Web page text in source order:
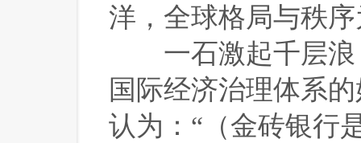
洋，全球格局与秩
一石激起千层浪
国际经济治理体系
认为：“（金砖银行